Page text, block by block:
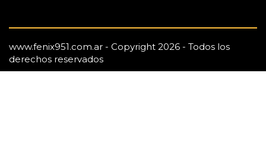
www.fenix951.com.ar - Copyright 2026 - Todos los
derechos reservados